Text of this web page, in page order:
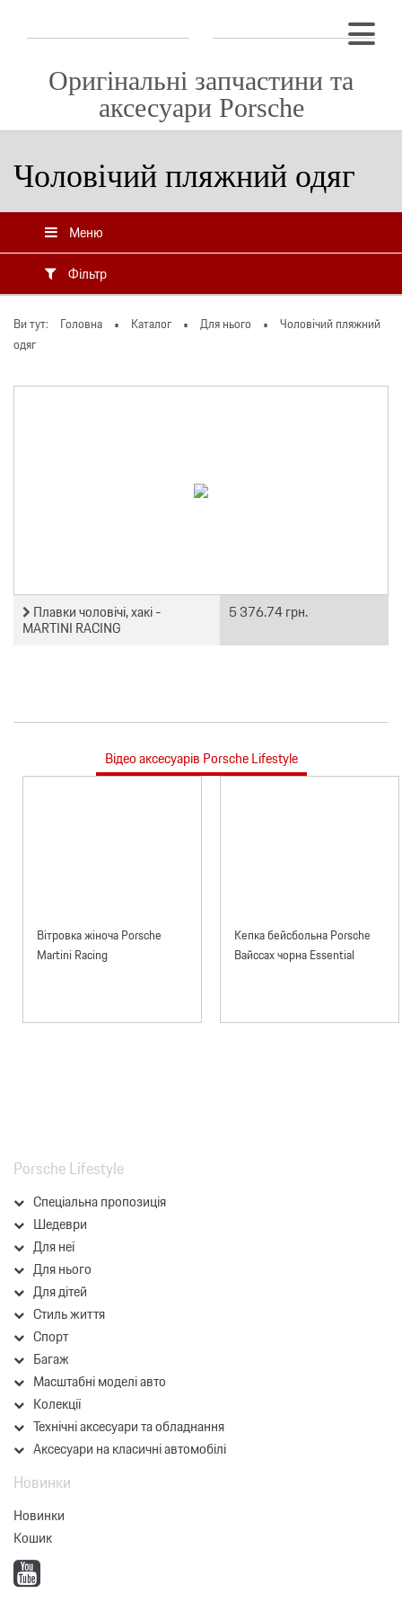
Оригінальні запчастини та
аксесуари Porsche
Чоловічий пляжний одяг
Меню
Фільтр
Ви тут: Головна Каталог Для нього
Чоловічий пляжний
одяг
Плавки чоловічі, хакі -
MARTINI RACING
5 376.74 грн.
Відео аксесуарів Porsche Lifestyle
Вітровка жіноча Porsche
Martini Racing
Кепка бейсбольна Porsche
Вайссах чорна Essential
Porsche Lifestyle
Спеціальна пропозиція
Шедеври
Для неї
Для нього
Для дітей
Стиль життя
Спорт
Багаж
Масштабні моделі авто
Колекції
Технічні аксесуари та обладнання
Аксесуари на класичні автомобілі
Новинки
Новинки
Кошик